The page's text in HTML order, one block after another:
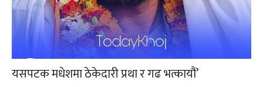
यसपटक मधेशमा ठेकेदारी प्रथा र गढ भत्कायौं’